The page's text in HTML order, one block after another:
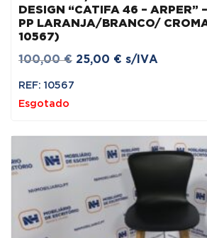
DESIGN “CATIFA 46 – ARPER”
PP LARANJA/BRANCO/
10567)
100,00€ O
25,00 € O
s/IVA
REF: 10567
Esgotado